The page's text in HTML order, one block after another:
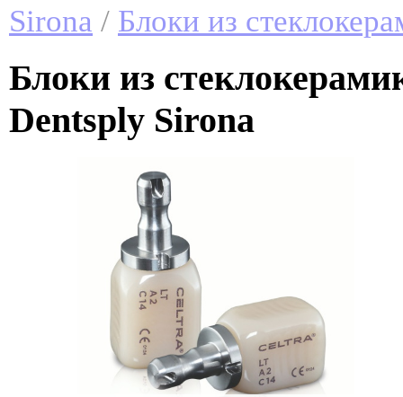
Sirona / Блоки из
Блоки из
Dentsply Sirona